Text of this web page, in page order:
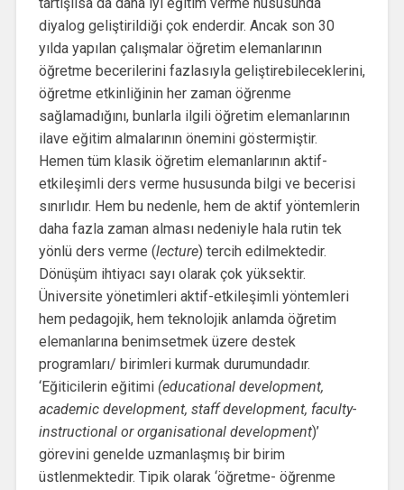
diyalog geliştirildiği çok enderdir. Ancak son 30
yılda yapılan çalışmalar öğretim elemanlarının
öğretme becerilerini fazlasıyla geliştirebileceklerini,
öğretme etkinliğinin her zaman öğrenme
sağlamadığını, bunlarla ilgili öğretim elemanlarının
ilave eğitim almalarının önemini göstermiştir.
Hemen tüm klasik öğretim elemanlarının aktif-
etkileşimli ders verme hususunda bilgi ve becerisi
sınırlıdır. Hem bu nedenle, hem de aktif yöntemlerin
daha fazla zaman alması nedeniyle hala rutin tek
yönlü ders verme (lecture) tercih edilmektedir.
Dönüşüm ihtiyacı sayı olarak çok yüksektir.
Üniversite yönetimleri aktif-etkileşimli yöntemleri
hem pedagojik, hem teknolojik anlamda öğretim
elemanlarına benimsetmek üzere destek
programları/ birimleri kurmak durumundadır.
‘Eğiticilerin eğitimi (educational development,
academic development, staff development, faculty-
instructional or organisational development)’
görevini genelde uzmanlaşmış bir birim
üstlenmektedir. Tipik olarak ‘öğretme- öğrenme